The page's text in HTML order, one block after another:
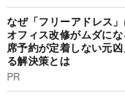
なぜ「フリーアドレス
オフィス改修がムダに
席予約が定着しない元
る解決策とは
PR